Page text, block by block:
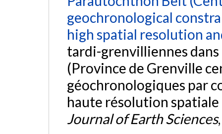
geochronological
high spatial resolution
tardi-grenvilliennes
(Province de Grenville
géochronologiques par
haute résolution
Journal of Earth Sciences